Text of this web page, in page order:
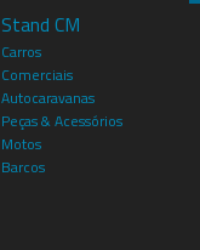
Stand CM
Carros
Comerciais
Autocaravanas
Peças & Acessórios
Motos
Barcos